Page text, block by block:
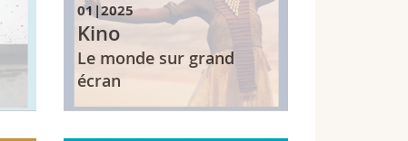
01|2025
Kino
Le monde sur grand
écran